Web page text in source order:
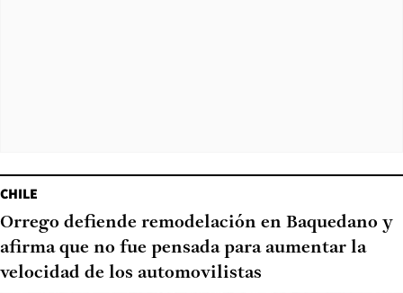
CHILE
Orrego defiende remodelación en Baquedano y
afirma que no fue pensada para aumentar la
velocidad de los automovilistas